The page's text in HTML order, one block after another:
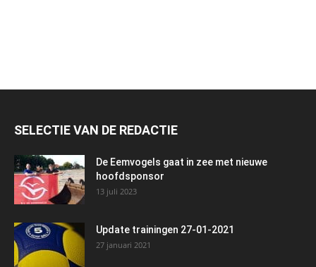
SELECTIE VAN DE REDACTIE
De Eemvogels gaat in zee met nieuwe
hoofdsponsor
13 juli 2023
Update trainingen 27-01-2021
27 januari 2021